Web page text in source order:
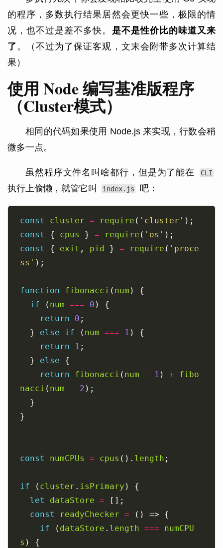
的程序，多数执行结果居然会更快一些，极限的情
况，也不过是差不多快。 是不是性价比的味道又来
了 。（不过为了保证客观，文末会附带多次计算结
果）
使用 Node 编写基准版程序
（Cluster模式）
相同的代码如果使用 Node.js 来实现，行数会稍
微多一点。
虽然程序文件名叫啥都行，但是为了能在 CLI
执行上偷懒，就管它叫 index.js 吧：
const cluster = require ( 'cluster'
const
{ cpus } = require ( 'os'
const
{ exit , pid } = require ( 'proce
ss'
function fibonacci ( num
if ( num === 0
return
0
  }
else if ( num === 1
return
1
  }
else
return
fibonacci ( num - 1 ) +
fibo
nacci ( num - 2
const numCPUs = cpus (). length
if ( cluster . isPrimary
let
dataStore =
const
readyChecker =
if ( dataStore . length ===
numCPU
s